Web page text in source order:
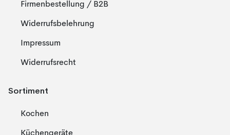
Firmenbestellung / B2B
Widerrufsbelehrung
Impressum
Widerrufsrecht
Sortiment
Kochen